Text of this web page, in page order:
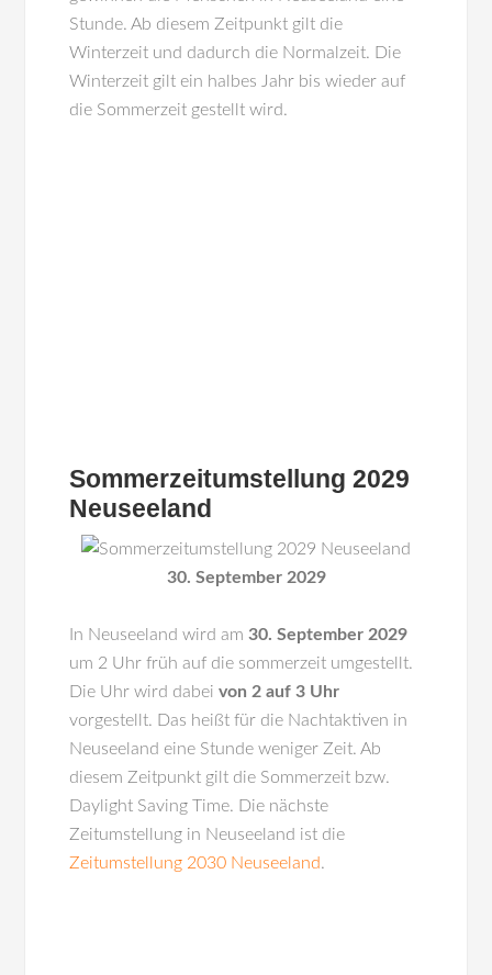
Stunde. Ab diesem Zeitpunkt gilt die
Winterzeit und dadurch die Normalzeit. Die
Winterzeit gilt ein halbes Jahr bis wieder auf
die Sommerzeit gestellt wird.
Sommerzeitumstellung 2029
Neuseeland
30. September 2029
In Neuseeland wird am30. September 2029
um 2 Uhr früh auf die sommerzeit umgestellt.
Die Uhr wird dabeivon 2 auf 3 Uhr
vorgestellt. Das heißt für die Nachtaktiven in
Neuseeland eine Stunde weniger Zeit. Ab
diesem Zeitpunkt gilt die Sommerzeit bzw.
Daylight Saving Time. Die nächste
Zeitumstellung in Neuseeland ist die
Zeitumstellung 2030 Neuseeland.